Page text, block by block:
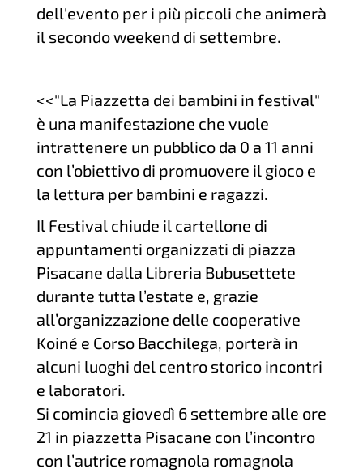
dell'evento per i più piccoli che animerà
il secondo weekend di settembre.
<<"La Piazzetta dei bambini in festival"
è una manifestazione che vuole
intrattenere un pubblico da 0 a 11 anni
con l’obiettivo di promuovere il gioco e
la lettura per bambini e ragazzi.
Il Festival chiude il cartellone di
appuntamenti organizzati di piazza
Pisacane dalla Libreria Bubusettete
durante tutta l’estate e, grazie
all’organizzazione delle cooperative
Koiné e Corso Bacchilega, porterà in
alcuni luoghi del centro storico incontri
e laboratori.
Si comincia giovedì 6 settembre alle ore
21 in piazzetta Pisacane con l’incontro
con l’autrice romagnola romagnola